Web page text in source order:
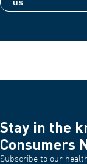
Stay in the
Consumers
Subscribe to our